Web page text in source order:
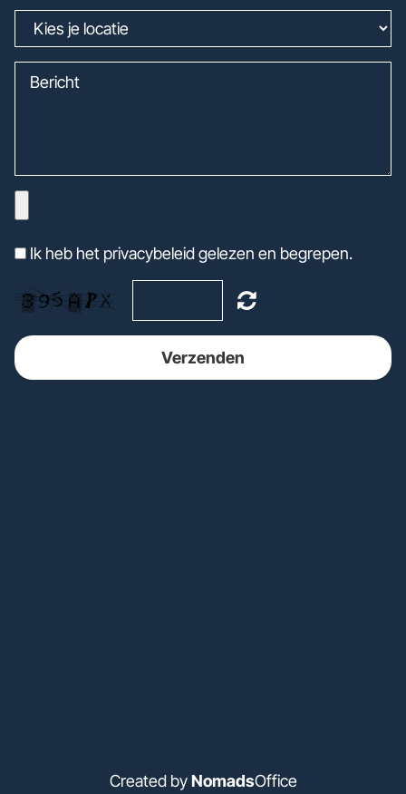
Ik heb het privacybeleid gelezen en begrepen.
Verzenden
Created byNomadsOffice